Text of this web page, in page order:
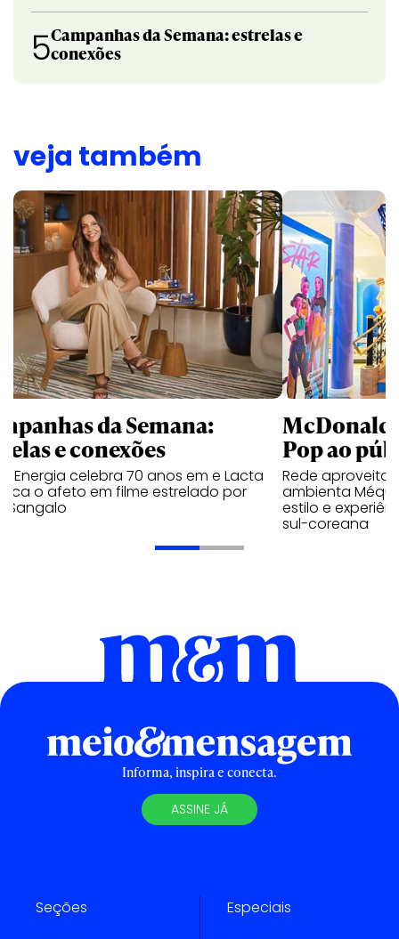
5Campanhas da Semana: estrelas e
conexões
veja também
da Semana:
e conexões
Energia celebra 70 anos em e Lacta
o afeto em filme estrelado por
Sangalo
Pop ao
Rede aproveita
ambienta Méqui
estilo e
sul-coreana
Informa, inspira e conecta.
ASSINE JÁ
Seções Especiais